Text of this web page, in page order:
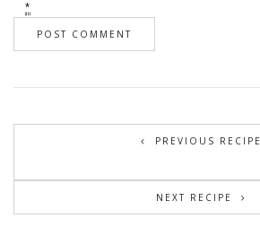
*
PREVIOUS RECIPE
NEXT RECIPE